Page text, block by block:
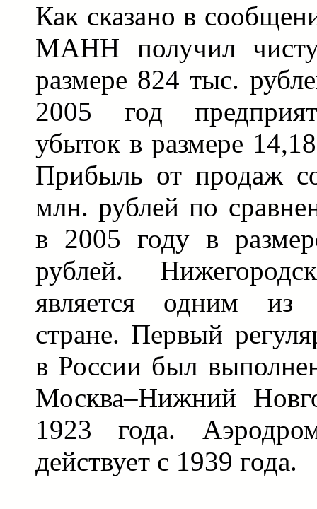
Как сказано в
МАНН получил
размере 824 тыс.
2005 год
убыток в размере
Прибыль от продаж
млн. рублей по
в 2005 году в
рублей.
является одним из
стране. Первый
в России был
Москва–Нижний
1923 года.
действует с 1939 года.